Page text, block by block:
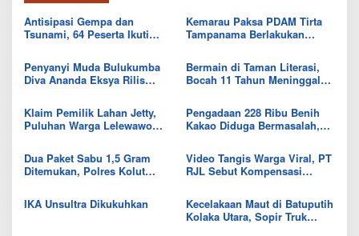
Antisipasi Gempa dan
Tsunami, 64 Peserta Ikuti
Kolaka Utara
Kemarau Paksa PDAM Tirta
Tampanama Berlakukan
IKK Wawo
Penyanyi Muda Bulukumba
Diva Ananda Eksya Rilis
Eksistensi Musik Bugis
Bermain di Taman Literasi,
Bocah 11 Tahun Meninggal
Klaim Pemilik Lahan Jetty,
Puluhan Warga Lelewawo
Nikel PT RDP
Pengadaan 228 Ribu Benih
Kakao Diduga Bermasalah,
Tahap Penyidikan
Dua Paket Sabu 1,5 Gram
Ditemukan, Polres Kolut
Tersangka dalam Jaringan
Video Tangis Warga Viral, PT
RJL Sebut Kompensasi
Diselesaikan
IKA Unsultra Dikukuhkan
Kecelakaan Maut di Batuputih
Kolaka Utara, Sopir Truk